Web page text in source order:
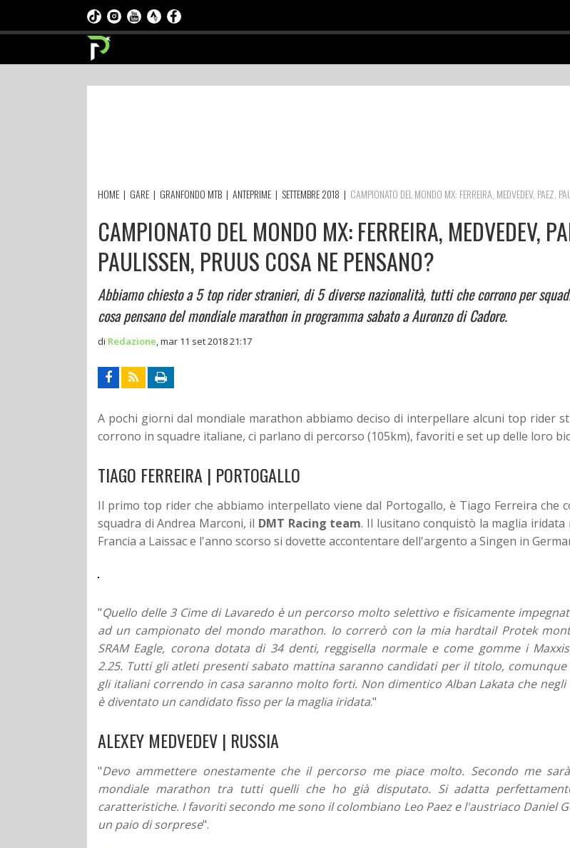
HOME | GARE | GRANFONDO MTB | ANTEPRIME | SETTEMBRE 2018 | CAMPIONATO DEL MONDO MX: FERREIRA, MEDVEDEV, PAEZ,
CAMPIONATO DEL MONDO MX: FERREIRA, MEDVEDEV,
PAULISSEN, PRUUS COSA NE PENSANO?
Abbiamo chiesto a 5 top rider stranieri, di 5 diverse nazionalità, tutti che corrono per
cosa pensano del mondiale marathon in programma sabato a Auronzo di Cadore.
di Redazione mar 11 set 2018 21:17
A pochi giorni dal mondiale marathon abbiamo deciso di interpellare alcuni top rider
corrono in squadre italiane, ci parlano di percorso (105km), favoriti e set up delle loro
TIAGO FERREIRA | PORTOGALLO
Il primo top rider che abbiamo interpellato viene dal Portogallo, è Tiago Ferreira che
squadra di Andrea Marconi, il DMT Racing team. Il lusitano conquistò la maglia iridata
Francia a Laissac e l'anno scorso si dovette accontentare dell'argento a Singen in
"Quello delle 3 Cime di Lavaredo è un percorso molto selettivo e fisicamente
ad un campionato del mondo marathon. Io correrò con la mia hardtail Protek
SRAM Eagle, corona dotata di 34 denti, reggisella normale e come gomme i
2.25. Tutti gli atleti presenti sabato mattina saranno candidati per il titolo, comunque
gli italiani correndo in casa saranno molto forti. Non dimentico Alban Lakata che
è diventato un candidato fisso per la maglia iridata."
ALEXEY MEDVEDEV | RUSSIA
"Devo ammettere onestamente che il percorso me piace molto. Secondo me
mondiale marathon tra tutti quelli che ho già disputato. Si adatta
caratteristiche. I favoriti secondo me sono il colombiano Leo Paez e l'austriaco Daniel
un paio di sorprese".